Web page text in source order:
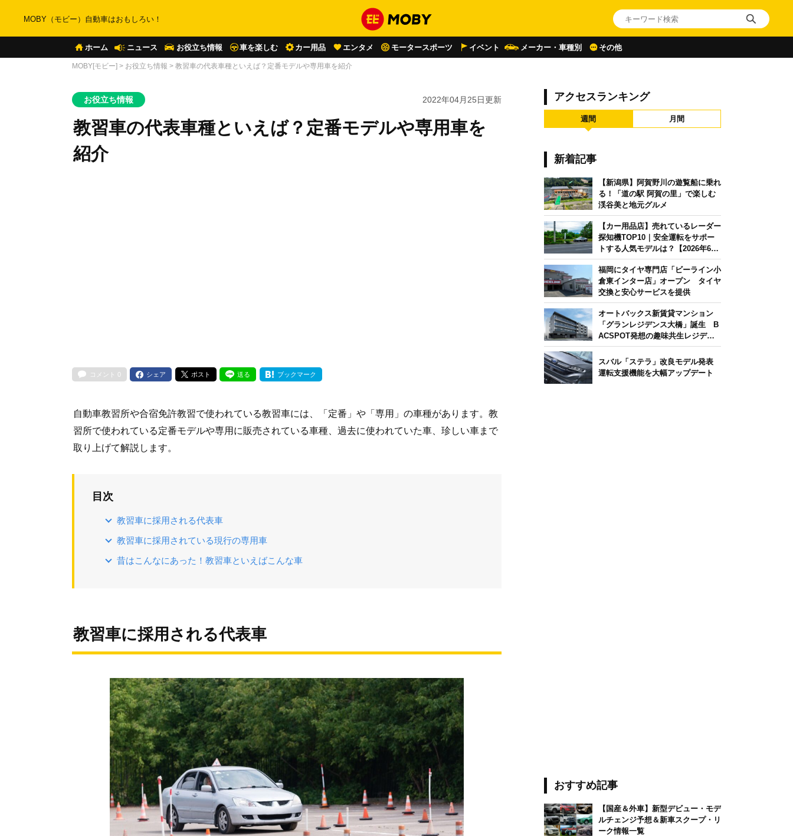
MOBY（モビー）自動車はおもしろい！
ホーム ニュース お役立ち情報 車を楽しむ カー用品 エンタメ モータースポーツ イベント メーカー・車種別 その他
MOBY[モビー] > お役立ち情報 > 教習車の代表車種といえば？定番モデルや専用車を紹介
お役立ち情報 2022年04月25日更新
教習車の代表車種といえば？定番モデルや専用車を
紹介
コメント 0 シェア ポスト 送る ブックマーク
自動車教習所や合宿免許教習で使われている教習車には、「定番」や「専用」の車種があります。教
習所で使われている定番モデルや専用に販売されている車種、過去に使われていた車、珍しい車まで
取り上げて解説します。
目次
教習車に採用される代表車
教習車に採用されている現行の専用車
昔はこんなにあった！教習車といえばこんな車
教習車に採用される代表車
アクセスランキング
週間 月間
新着記事
【新潟県】阿賀野川の遊覧船に乗れ
る！「道の駅 阿賀の里」で楽しむ
渓谷美と地元グルメ
【カー用品店】売れているレーダー
探知機TOP10｜安全運転をサポー
トする人気モデルは？【2026年6月
版】
福岡にタイヤ専門店「ビーライン小
倉東インター店」オープン タイヤ
交換と安心サービスを提供
オートバックス新賃貸マンション
「グランレジデンス大橋」誕生 B
ACSPOT発想の趣味共生レジデン
ス
スバル「ステラ」改良モデル発表
運転支援機能を大幅アップデート
おすすめ記事
【国産＆外車】新型デビュー・モデ
ルチェンジ予想＆新車スクープ・リ
ーク情報一覧